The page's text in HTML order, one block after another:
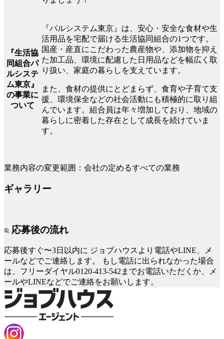
『生活協
同組合パ
ルシステ
ム東京』
の事業に
ついて
『パルシステム東京』は、安心・安全な食材や生
活用品を宅配で届ける生活協同組合の1つです。
国産・産直にこだわった農産物や、添加物を抑え
た加工品、環境に配慮した日用品などを幅広く取
り扱い、家庭の暮らしを支えています。
また、食材の提供にとどまらず、食育や子育て支
援、環境保全などの社会活動にも積極的に取り組
んでいます。組合員は年々増加しており、地域の
暮らしに密着した存在として成長を続けていま
す。
業務内容の変更範囲：会社の定めるすべての業務
ギャラリー
応募後の流れ
応募後すぐ〜3日以内に ジョブハウスより電話やLINE、メ
ールなどでご連絡します。
もし電話に出られなかった場合
は、フリーダイヤル0120-413-542までお電話いただくか、メ
ールやLINEなどでご連絡をお願いします。